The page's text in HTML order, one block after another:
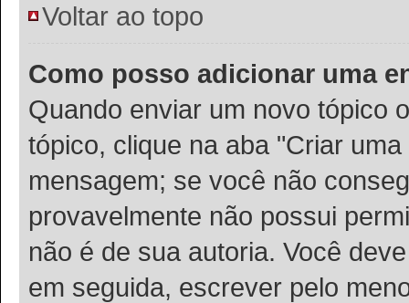
Voltar ao topo
Como posso adicionar uma
Quando enviar um novo tópico
tópico, clique na aba "Criar
mensagem; se você não
provavelmente não possui
não é de sua autoria. Você
em seguida, escrever pelo